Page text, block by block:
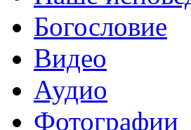
Богословие
Видео
Аудио
Фотографии